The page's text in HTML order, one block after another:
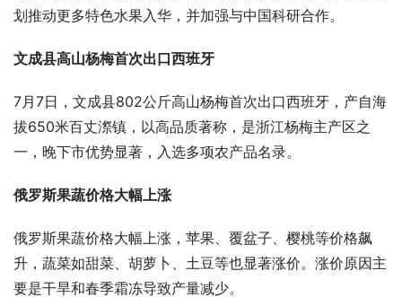
划推动更多特色水果入华，并加强与中国科研合作。
文成县高山杨梅首次出口西班牙
7月7日，文成县802公斤高山杨梅首次出口西班牙，产自海
拔650米百丈漈镇，以高品质著称，是浙江杨梅主产区之
一，晚下市优势显著，入选多项农产品名录。
俄罗斯果蔬价格大幅上涨
俄罗斯果蔬价格大幅上涨，苹果、覆盆子、樱桃等价格飙
升，蔬菜如甜菜、胡萝卜、土豆等也显著涨价。涨价原因主
要是干旱和春季霜冻导致产量减少。